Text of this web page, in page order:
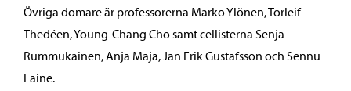
Övriga domare är professorerna Marko Ylönen, Torleif
Thedéen, Young-Chang Cho samt cellisterna Senja
Rummukainen, Anja Maja, Jan Erik Gustafsson och Sennu
Laine.